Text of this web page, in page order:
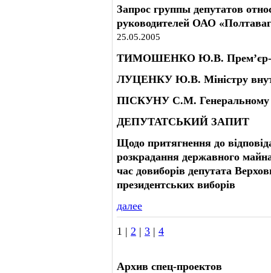
Запрос группы депутатов
руководителей ОАО
25.05.2005
ТИМОШЕНКО Ю.В. Прем’єр-
ЛУЦЕНКУ Ю.В. Міністру
ПІСКУНУ С.М. Генеральному
ДЕПУТАТСЬКИЙ ЗАПИТ
Щодо притягнення до
розкрадання державного
час довиборів депутата
президентських виборів
далее
1 | 2 | 3 | 4
Архив спец-проектов